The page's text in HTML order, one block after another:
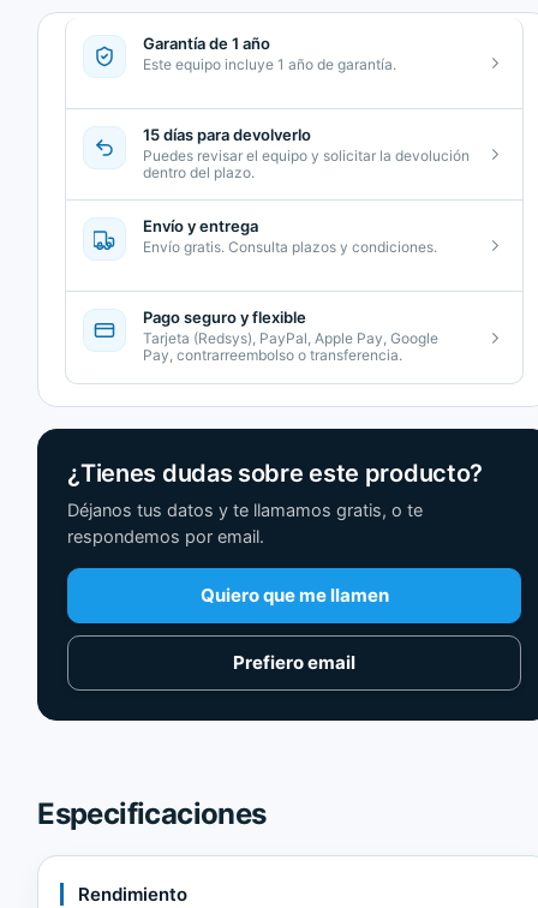
Garantía de 1 año
Este equipo incluye 1 año de garantía.
15 días para devolverlo
Puedes revisar el equipo y solicitar la devolución
dentro del plazo.
Envío y entrega
Envío gratis. Consulta plazos y condiciones.
Pago seguro y flexible
Tarjeta (Redsys), PayPal, Apple Pay, Google
Pay, contrarreembolso o transferencia.
¿Tienes dudas sobre este producto?
Déjanos tus datos y te llamamos gratis, o te
respondemos por email.
Quiero que me llamen
Prefiero email
Especificaciones
Rendimiento